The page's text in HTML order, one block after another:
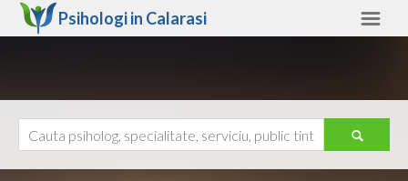
Psihologi in Calarasi
Ajutor